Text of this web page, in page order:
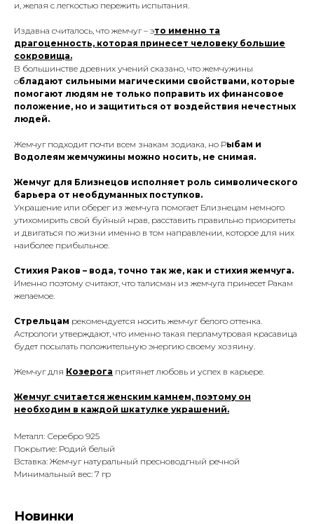
и, желая с легкостью пережить испытания.
Издавна считалось, что жемчуг – это именно та
драгоценность, которая принесет человеку большие
сокровища.
В большинстве древних учений сказано, что жемчужины
обладают сильными магическими свойствами, которые
помогают людям не только поправить их финансовое
положение, но и защититься от воздействия нечестных
людей.
Жемчуг подходит почти всем знакам зодиака, но Рыбам и
Водолеям жемчужины можно носить, не снимая.
Жемчуг для Близнецов исполняет роль символического
барьера от необдуманных поступков.
Украшение или оберег из жемчуга помогает Близнецам немного
утихомирить свой буйный нрав, расставить правильно приоритеты
и двигаться по жизни именно в том направлении, которое для них
наиболее прибыльное.
Стихия Раков – вода, точно так же, как и стихия жемчуга.
Именно поэтому считают, что талисман из жемчуга принесет Ракам
желаемое.
Стрельцам рекомендуется носить жемчуг белого оттенка.
Астрологи утверждают, что именно такая перламутровая красавица
будет посылать положительную энергию своему хозяину.
Жемчуг для Козерога притянет любовь и успех в карьере.
Жемчуг считается женским камнем, поэтому он
необходим в каждой шкатулке украшений.
Металл: Серебро 925
Покрытие: Родий белый
Вставка: Жемчуг натуральный пресноводгный речной
Минимальный вес: 7 гр
Новинки